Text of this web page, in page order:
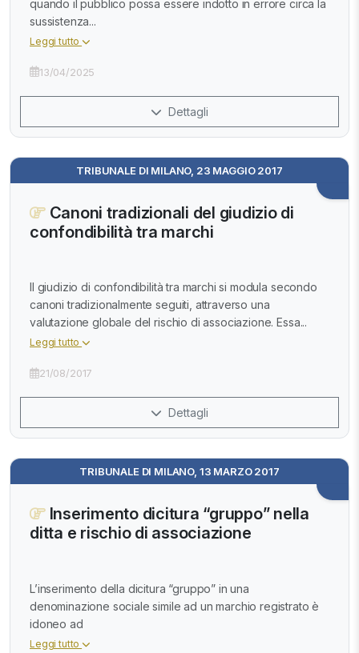
quando il pubblico possa essere indotto in errore circa la
sussistenza...
Leggi tutto
13/04/2025
Dettagli
TRIBUNALE DI MILANO, 23 MAGGIO 2017
Canoni tradizionali del giudizio di
confondibilità tra marchi
Il giudizio di confondibilità tra marchi si modula secondo
canoni tradizionalmente seguiti, attraverso una
valutazione globale del rischio di associazione. Essa...
Leggi tutto
21/08/2017
Dettagli
TRIBUNALE DI MILANO, 13 MARZO 2017
Inserimento dicitura “gruppo” nella
ditta e rischio di associazione
L’inserimento della dicitura “gruppo” in una
denominazione sociale simile ad un marchio registrato è
idoneo ad
Leggi tutto